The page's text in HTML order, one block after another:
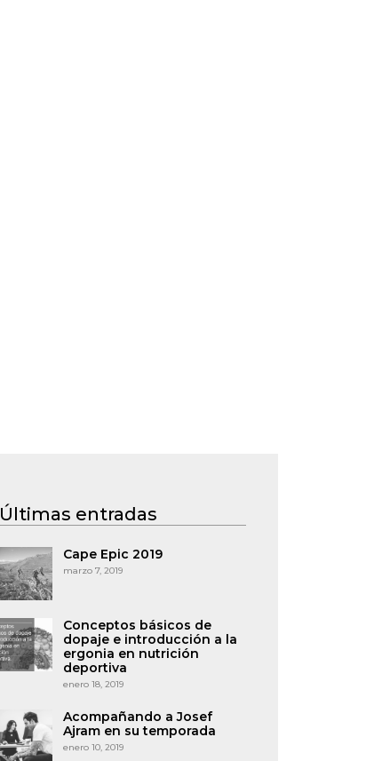
Últimas entradas
Cape Epic 2019
marzo 7, 2019
Conceptos básicos de
dopaje e introducción a la
ergonia en nutrición
deportiva
enero 18, 2019
Acompañando a Josef
Ajram en su temporada
enero 10, 2019